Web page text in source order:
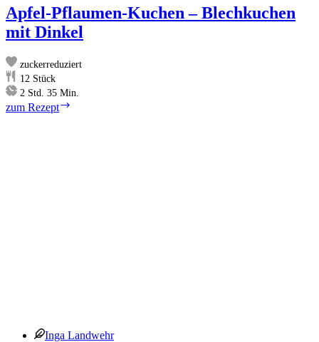
Apfel-Pflaumen-Kuchen – Blechkuchen
mit Dinkel
zuckerreduziert
12 Stück
2 Stunden
Std. 35 Minuten
Min.
zum Rezept
Inga Landwehr